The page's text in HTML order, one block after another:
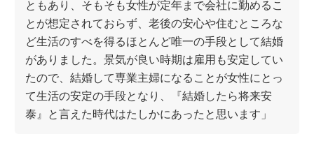
ともあり、そもそも女性が定年まで会社に勤めるこ
とが想定されておらず、老後の安心や住むところな
ど生活のすべを得るほとんど唯一の手段として結婚
がありました。景気が良い時期は雇用も安定してい
たので、結婚して専業主婦になることが女性にとっ
て生活の安定の手段となり、『結婚したら将来安
泰』と言えた時代はたしかにあったと思います」